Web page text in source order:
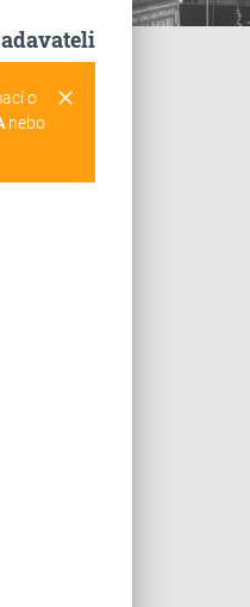
clear
o
nebo